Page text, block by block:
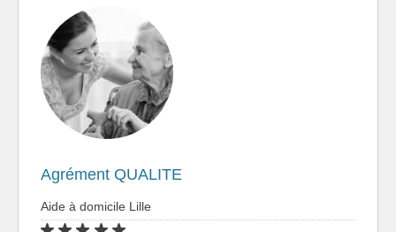
Agrément QUALITE
Aide à domicile Lille